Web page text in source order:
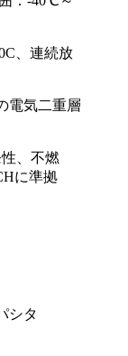
、連続放
電気二重層
、不燃
に準拠
シタ